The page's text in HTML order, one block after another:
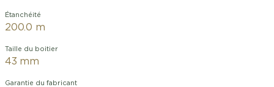
Étanchéité
200.0 m
Taille du boitier
43 mm
Garantie du fabricant